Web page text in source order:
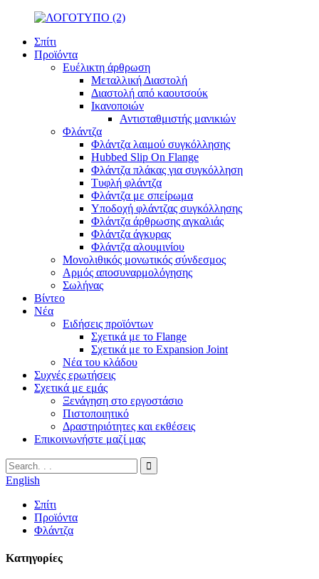
Σπίτι
Προϊόντα
Ευέλικτη άρθρωση
Μεταλλική Διαστολή
Διαστολή από καουτσούκ
Ικανοποιών
Αντισταθμιστής μανικιών
Φλάντζα
Φλάντζα λαιμού συγκόλλησης
Hubbed Slip On Flange
Φλάντζα πλάκας για συγκόλληση
Τυφλή φλάντζα
Φλάντζα με σπείρωμα
Υποδοχή φλάντζας συγκόλλησης
Φλάντζα άρθρωσης αγκαλιάς
Φλάντζα άγκυρας
Φλάντζα αλουμινίου
Μονολιθικός μονωτικός σύνδεσμος
Αρμός αποσυναρμολόγησης
Σωλήνας
Βίντεο
Νέα
Ειδήσεις προϊόντων
Σχετικά με το Flange
Σχετικά με το Expansion Joint
Νέα του κλάδου
Συχνές ερωτήσεις
Σχετικά με εμάς
Ξενάγηση στο εργοστάσιο
Πιστοποιητικό
Δραστηριότητες και εκθέσεις
Επικοινωνήστε μαζί μας
English
Σπίτι
Προϊόντα
Φλάντζα
Κατηγορίες